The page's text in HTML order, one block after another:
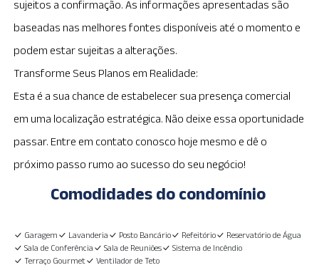
sujeitos a confirmação. As informações apresentadas são
baseadas nas melhores fontes disponíveis até o momento e
podem estar sujeitas a alterações.
Transforme Seus Planos em Realidade:
Esta é a sua chance de estabelecer sua presença comercial
em uma localização estratégica. Não deixe essa oportunidade
passar. Entre em contato conosco hoje mesmo e dê o
próximo passo rumo ao sucesso do seu negócio!
Comodidades do condomínio
Garagem Lavanderia Posto Bancário Refeitório
Reservatório de Água
Sala de Conferência
Sala de Reuniões
Sistema de Incêndio
Terraço Gourmet
Ventilador de Teto